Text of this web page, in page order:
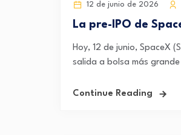
12 de junio de 2026
La pre-IPO de
Hoy, 12 de junio, SpaceX
salida a bolsa más
Continue Reading